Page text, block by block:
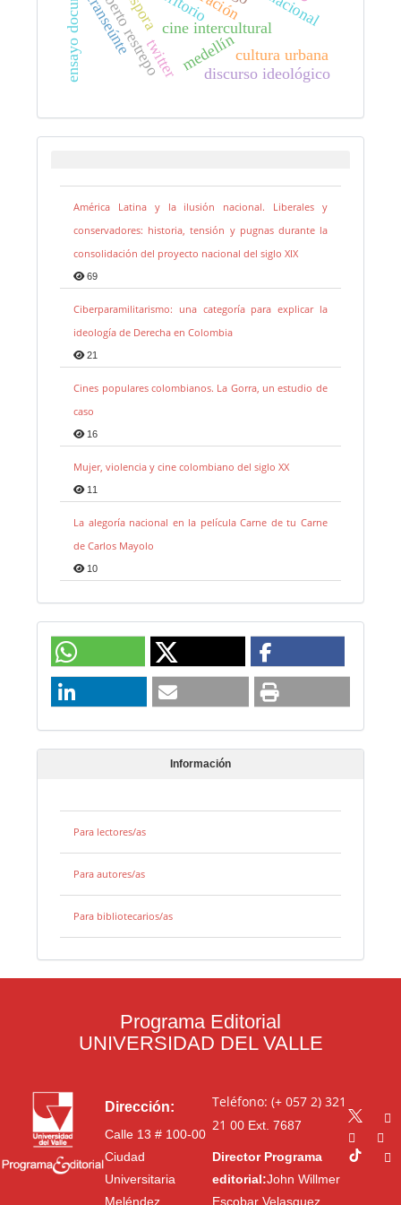
cine intercultural
medellín
roberto restrepo discurso ideológico
twitter cultura urbana
transeúnte
América Latina y la ilusión nacional. Liberales y
conservadores: historia, tensión y pugnas durante la
consolidación del proyecto nacional del siglo XIX
69
Ciberparamilitarismo: una categoría para explicar la
ideología de Derecha en Colombia
21
Cines populares colombianos. La Gorra, un estudio de
caso
16
Mujer, violencia y cine colombiano del siglo XX
11
La alegoría nacional en la película Carne de tu Carne
de Carlos Mayolo
10
Información
Para lectores/as
Para autores/as
Para bibliotecarios/as
Programa Editorial
UNIVERSIDAD DEL VALLE
Dirección:
Calle 13 # 100-00
Ciudad
Universitaria
Meléndez
Teléfono: (+ 057 2) 321
21 00Ext. 7687
Director Programa
editorial:John Willmer
Escobar Velasquez